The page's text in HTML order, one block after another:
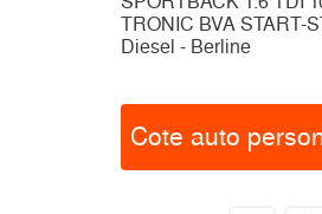
TRONIC BVA START-
Diesel - Berline
Cote auto